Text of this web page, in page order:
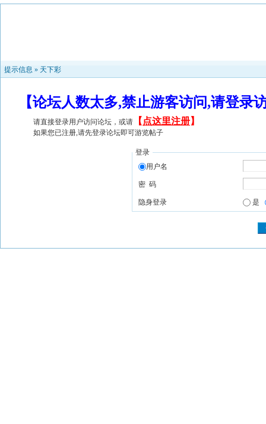
提示信息 » 天下彩
【论坛人数太多,禁止游客访问,请登
请直接登录用户访问论坛，或请 【 点这里注册】
如果您已注册,请先登录论坛即可游览帖子
登录
用户名
密 码
隐身登录 是